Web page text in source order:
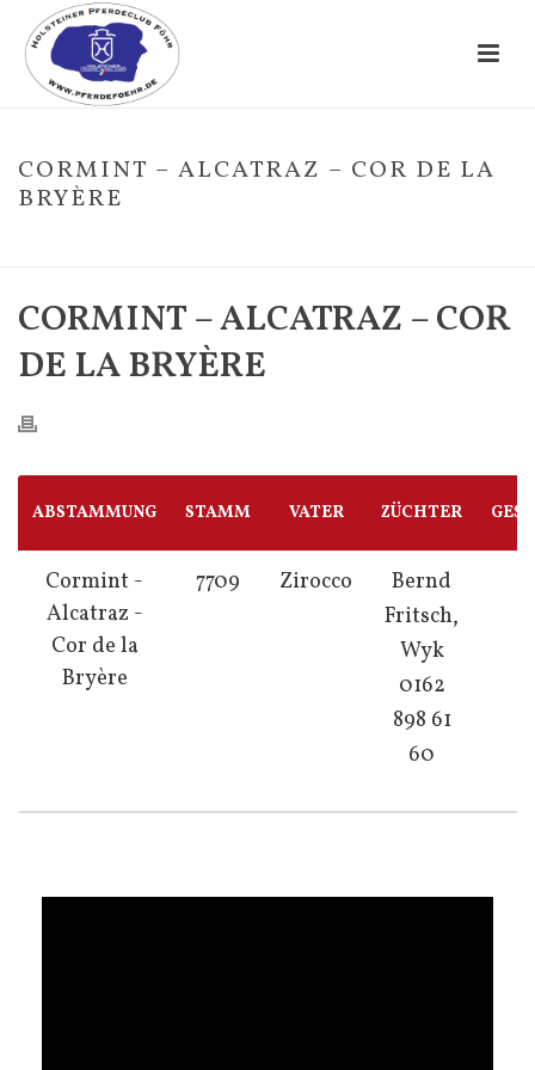
CORMINT – ALCATRAZ – COR DE LA
BRYÈRE
CORMINT – ALCATRAZ – COR
DE LA BRYÈRE
ABSTAMMUNG STAMM VATER ZÜCHTER
Cormint -
Alcatraz -
Cor de la
Bryère
7709 Zirocco
Bernd
Fritsch,
Wyk
0162
898 61
60